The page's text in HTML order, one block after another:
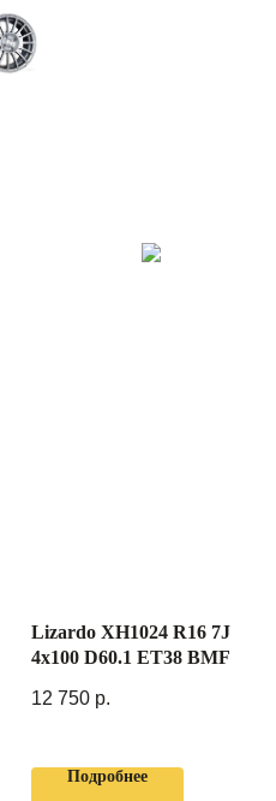
Lizardo XH1024 R16 7J
4x100 D60.1 ET38 BMF
12 750 р.
Подробнее